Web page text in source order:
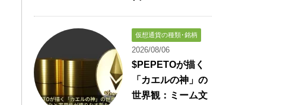
仮想通貨の種類･銘柄
2026/08/06
$PEPETOが描く
「カエルの神」の
世界観：ミーム文